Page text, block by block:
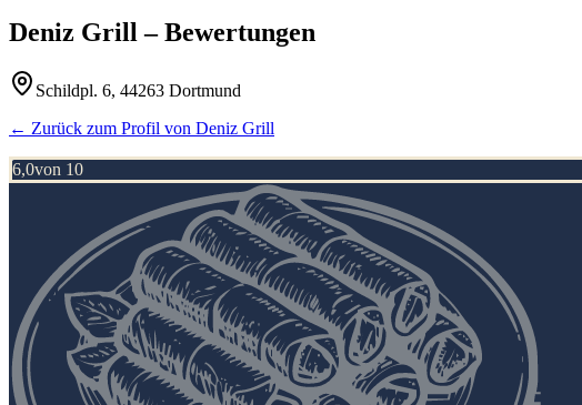
Deniz Grill – Bewertungen
Schildpl. 6, 44263 Dortmund
← Zurück zum Profil von Deniz Grill
6,0von 10